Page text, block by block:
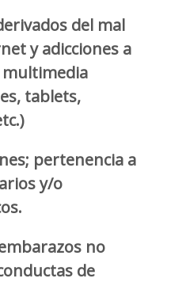
del mal
y adicciones a
tablets,
pertenencia a
y/o
no
de